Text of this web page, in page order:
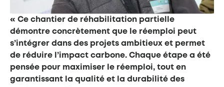
« Ce chantier de réhabilitation partielle
démontre concrètement que le réemploi peut
s’intégrer dans des projets ambitieux et permet
de réduire l’impact carbone. Chaque étape a été
pensée pour maximiser le réemploi, tout en
garantissant la qualité et la durabilité des